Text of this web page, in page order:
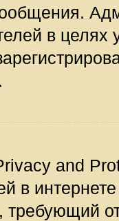
в
and
в